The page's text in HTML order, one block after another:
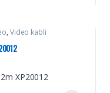
, Video kabli